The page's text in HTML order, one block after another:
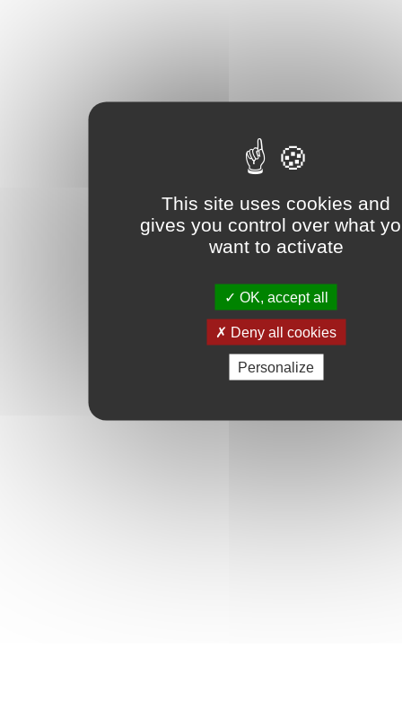
This site uses cookies and
gives you control over what
want to activate
OK, accept all
Deny all cookies
Personalize